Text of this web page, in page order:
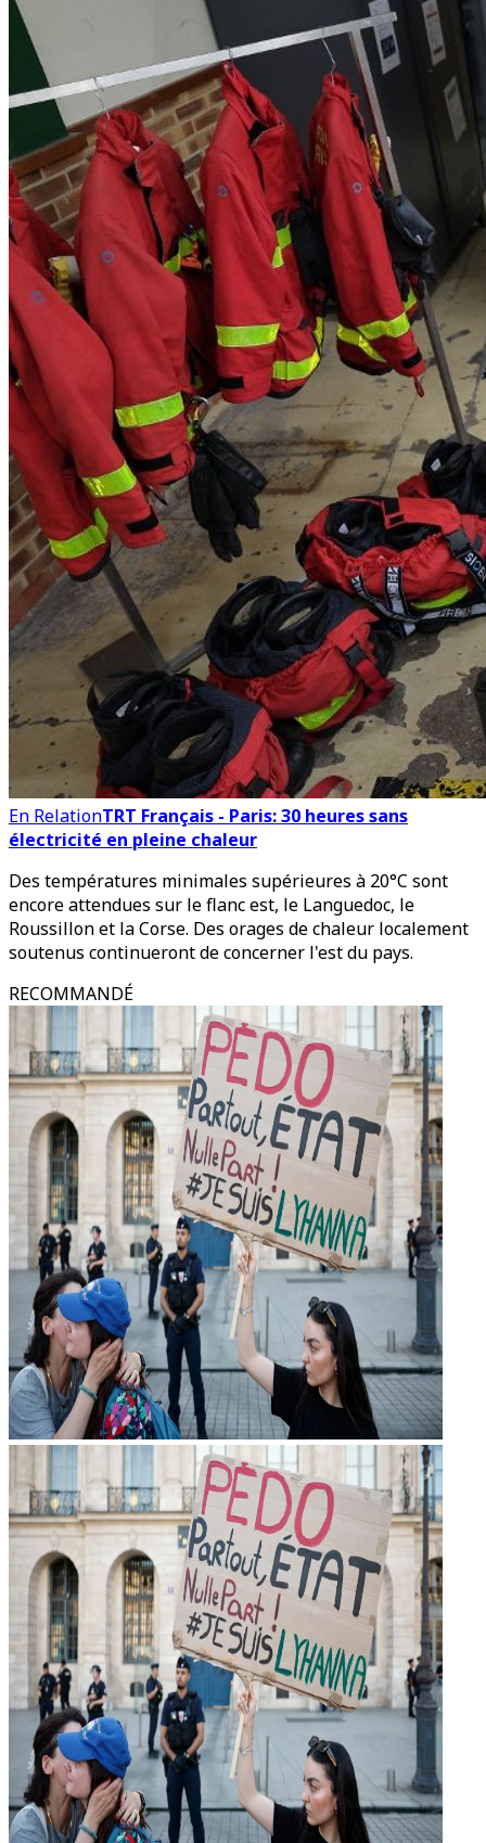
En RelationTRT Français - Paris: 30 heures sans
électricité en pleine chaleur
Des températures minimales supérieures à 20°C sont
encore attendues sur le flanc est, le Languedoc, le
Roussillon et la Corse. Des orages de chaleur localement
soutenus continueront de concerner l'est du pays.
RECOMMANDÉ